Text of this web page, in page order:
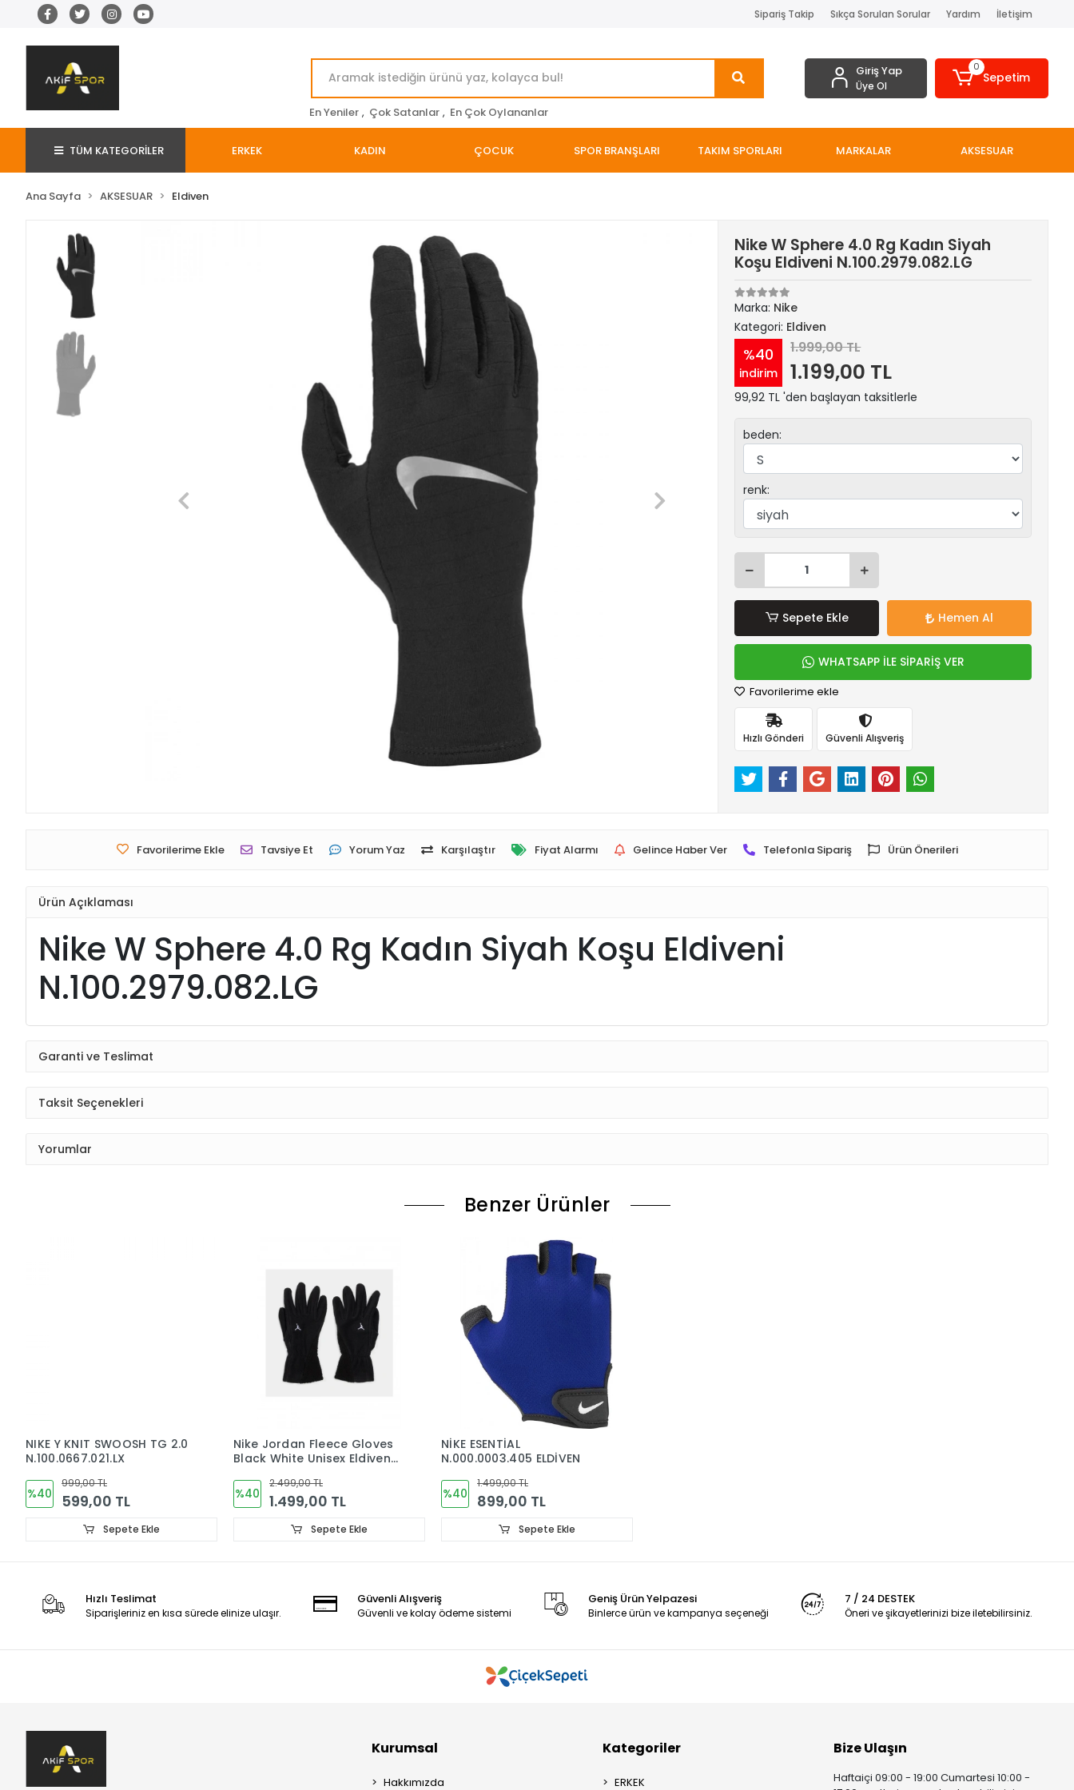
Sipariş Takip Sıkça Sorulan Sorular Yardım İletişim
En Yeniler , Çok Satanlar , En Çok Oylananlar
Giriş Yap
Üye Ol
0
Sepetim
TÜM KATEGORİLER ERKEK KADIN ÇOCUK SPOR BRANŞLARI TAKIM SPORLARI MARKALAR AKSESUAR
Ana Sayfa AKSESUAR Eldiven
Nike W Sphere 4.0 Rg Kadın Siyah
Koşu Eldiveni N.100.2979.082.LG
Marka: Nike
Kategori: Eldiven
%40
indirim
1.999,00 TL
1.199,00 TL
99,92 TL 'den başlayan taksitlerle
beden:
renk:
Sepete Ekle Hemen Al
WHATSAPP İLE SİPARİŞ VER
Favorilerime ekle
Hızlı Gönderi Güvenli Alışveriş
Favorilerime Ekle Tavsiye Et Yorum Yaz Karşılaştır Fiyat Alarmı Gelince Haber Ver Telefonla Sipariş Ürün Önerileri
Ürün Açıklaması
Nike W Sphere 4.0 Rg Kadın Siyah Koşu Eldiveni
N.100.2979.082.LG
Garanti ve Teslimat
Taksit Seçenekleri
Yorumlar
Benzer Ürünler
NIKE Y KNIT SWOOSH TG 2.0
N.100.0667.021.LX
%40
999,00 TL
599,00 TL
Sepete Ekle
Nike Jordan Fleece Gloves
Black White Unisex Eldiven
%40
2.499,00 TL
1.499,00 TL
Sepete Ekle
NİKE ESENTİAL
N.000.0003.405 ELDİVEN
%40
1.499,00 TL
899,00 TL
Sepete Ekle
Hızlı Teslimat
Siparişleriniz en kısa sürede elinize ulaşır.
Güvenli Alışveriş
Güvenli ve kolay ödeme sistemi
Geniş Ürün Yelpazesi
Binlerce ürün ve kampanya seçeneği
7 / 24 DESTEK
Öneri ve şikayetlerinizi bize iletebilirsiniz.
Kurumsal
Hakkımızda
Kategoriler
ERKEK
Bize Ulaşın
Haftaiçi 09:00 - 19:00 Cumartesi 10:00 -